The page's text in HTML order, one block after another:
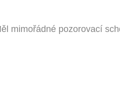
mimořádné pozorovací